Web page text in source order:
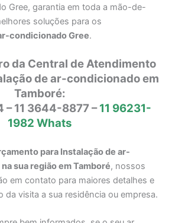
Gree, garantia em toda a mão-de-
soluções para os
condicionado Gree.
da Central de Atendimento
de ar-condicionado em
Tamboré:
– 11 3644-8877 –11 96231-
1982 Whats
para Instalação de ar-
sua região em Tamboré, nossos
em contato para maiores detalhes e
da visita a sua residência ou empresa.